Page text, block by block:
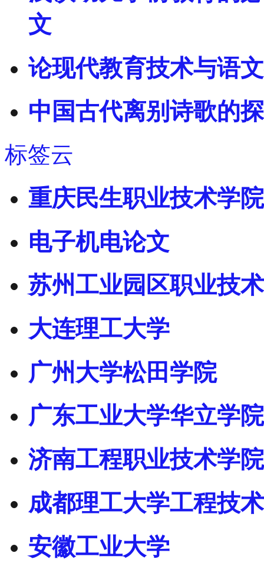
文
论现代教育技术与语
中国古代离别诗歌的
标签云
重庆民生职业技术学院
电子机电论文
苏州工业园区职业技
大连理工大学
广州大学松田学院
广东工业大学华立学院
济南工程职业技术学院
成都理工大学工程技
安徽工业大学